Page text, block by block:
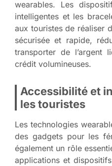
wearables. Les
intelligentes et les
aux touristes de réaliser
sécurisée et rapide,
transporter de l’argent
crédit volumineuses.
Accessibilité et
les touristes
Les technologies
des gadgets pour les
également un rôle
applications et